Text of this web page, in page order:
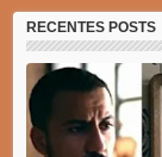
RECENTES POSTS